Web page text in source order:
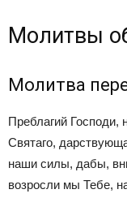
Молитвы
Молитва
Преблагий Господи,
Святаго,
наши силы, дабы,
возросли мы Тебе,